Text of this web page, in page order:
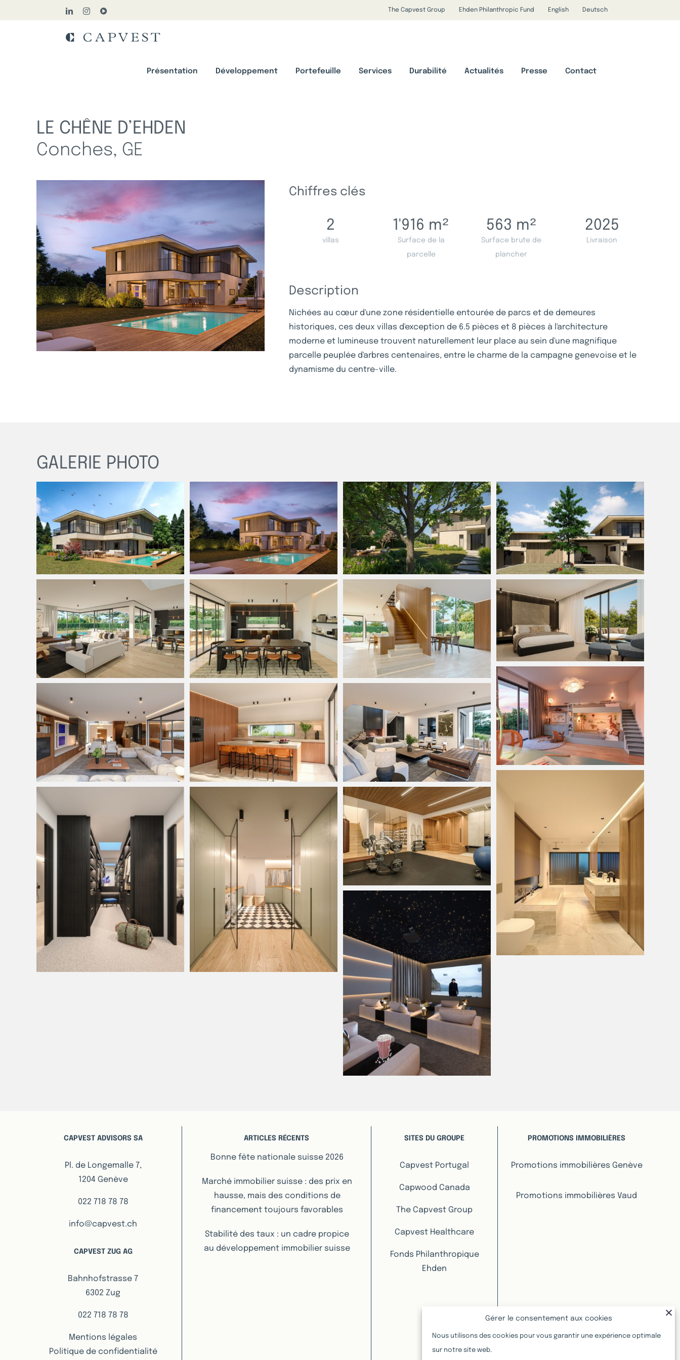
au
LinkedInInstagramYouTube The Capvest Group Ehden Philanthropic Fund English Deutsch
Présentation Développement Portefeuille Services Durabilité Actualités Presse Contact
LE CHÊNE D’EHDEN
Conches, GE
Chiffres clés
2
villas
1'916 m²
Surface de la
parcelle
563 m²
Surface brute de
plancher
2025
Livraison
Description
Nichées au cœur d'une zone résidentielle entourée de parcs et de demeures
historiques, ces deux villas d'exception de 6.5 pièces et 8 pièces à l'architecture
moderne et lumineuse trouvent naturellement leur place au sein d'une magnifique
parcelle peuplée d'arbres centenaires, entre le charme de la campagne genevoise et le
dynamisme du centre-ville.
GALERIE PHOTO
CAPVEST ADVISORS SA
Pl. de Longemalle 7,
1204 Genève
022 718 78 78
info@capvest.ch
CAPVEST ZUG AG
Bahnhofstrasse 7
6302 Zug
022 718 78 78
Mentions légales
Politique de confidentialité
ARTICLES RÉCENTS
Bonne fête nationale suisse 2026
Marché immobilier suisse : des prix en
hausse, mais des conditions de
financement toujours favorables
Stabilité des taux : un cadre propice
au développement immobilier suisse
SITES DU GROUPE
Capvest Portugal
Capwood Canada
The Capvest Group
Capvest Healthcare
Fonds Philanthropique
Ehden
PROMOTIONS IMMOBILIÈRES
Promotions immobilières Genève
Promotions immobilières Vaud
Gérer le consentement aux cookies
Nous utilisons des cookies pour vous garantir une expérience optimale
sur notre site web.